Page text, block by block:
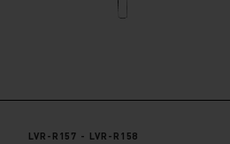
LVR-R157 - LVR-R158